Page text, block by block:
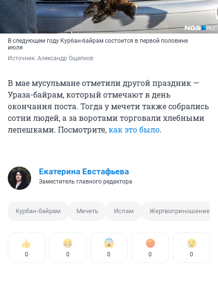
В следующем году Курбан-байрам состоится в первой половине
июля
Источник: Александр Ощепков
В мае мусульмане отметили другой праздник —
Ураза-байрам, который отмечают в день
окончания поста. Тогда у мечети также собрались
сотни людей, а за воротами торговали хлебными
лепешками. Посмотрите,как это было.
Екатерина Евстафьева
Заместитель главного редактора
Курбан-байрам Мечеть Ислам Жертвоприношение
0 0 0 0 0